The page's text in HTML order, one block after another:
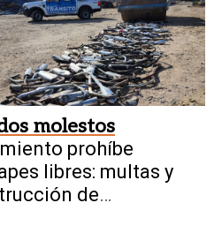
molestos
prohíbe
libres: multas y
de